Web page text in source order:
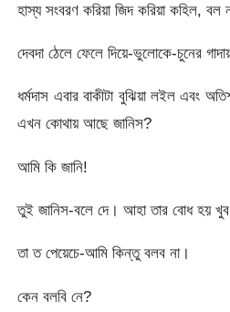
হাস্য সংবরণ করিয়া জিদ করিয়া কহিল, বল
দেবদা ঠেলে ফেলে দিয়ে-ভুলোকে-চুনের
ধর্মদাস এবার বাকীটা বুঝিয়া লইল এবং
এখন কোথায় আছে জানিস?
আমি কি জানি!
তুই জানিস-বলে দে। আহা তার বোধ হয় খুব
তা ত পেয়েচে-আমি কিন্তু বলব না।
কেন বলবি নে?